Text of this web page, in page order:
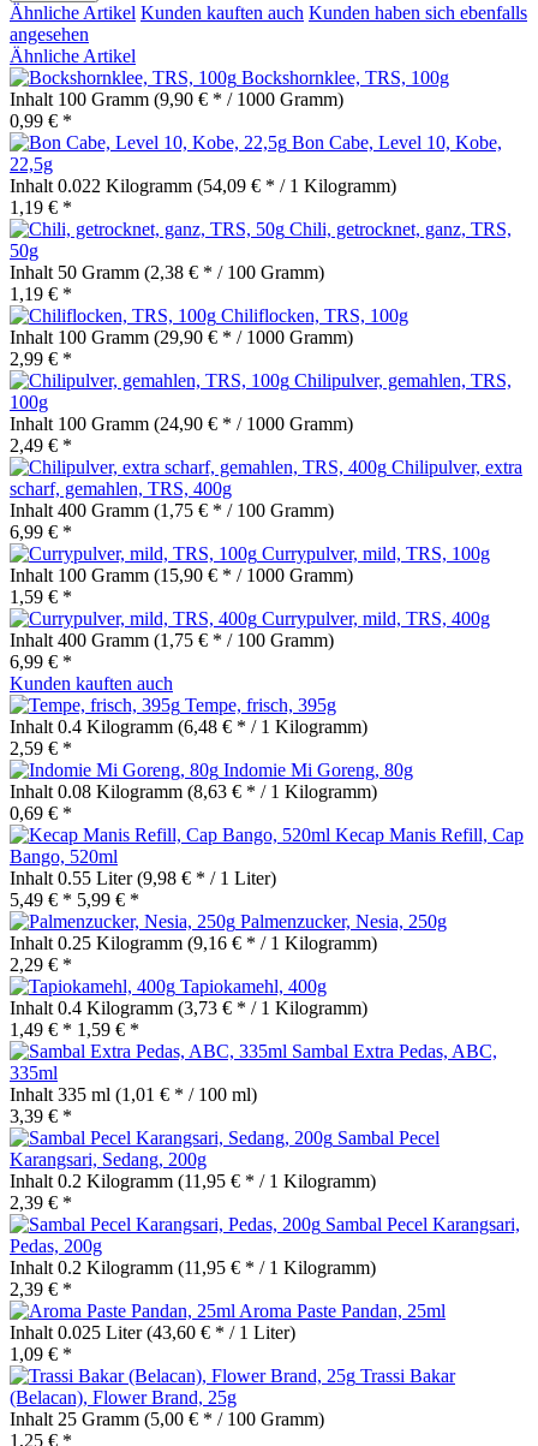
Ähnliche Artikel Kunden kauften auch Kunden haben sich ebenfalls
angesehen
Ähnliche Artikel
Bockshornklee, TRS, 100g
Inhalt 100 Gramm (9,90 € * / 1000 Gramm)
0,99 € *
Bon Cabe, Level 10, Kobe,
22,5g
Inhalt 0.022 Kilogramm (54,09 € * / 1 Kilogramm)
1,19 € *
Chili, getrocknet, ganz, TRS,
50g
Inhalt 50 Gramm (2,38 € * / 100 Gramm)
1,19 € *
Chiliflocken, TRS, 100g
Inhalt 100 Gramm (29,90 € * / 1000 Gramm)
2,99 € *
Chilipulver, gemahlen, TRS,
100g
Inhalt 100 Gramm (24,90 € * / 1000 Gramm)
2,49 € *
Chilipulver, extra
scharf, gemahlen, TRS, 400g
Inhalt 400 Gramm (1,75 € * / 100 Gramm)
6,99 € *
Currypulver, mild, TRS, 100g
Inhalt 100 Gramm (15,90 € * / 1000 Gramm)
1,59 € *
Currypulver, mild, TRS, 400g
Inhalt 400 Gramm (1,75 € * / 100 Gramm)
6,99 € *
Kunden kauften auch
Tempe, frisch, 395g
Inhalt 0.4 Kilogramm (6,48 € * / 1 Kilogramm)
2,59 € *
Indomie Mi Goreng, 80g
Inhalt 0.08 Kilogramm (8,63 € * / 1 Kilogramm)
0,69 € *
Kecap Manis Refill, Cap
Bango, 520ml
Inhalt 0.55 Liter(9,98 € * / 1 Liter)
5,49 € * 5,99 € *
Palmenzucker, Nesia, 250g
Inhalt 0.25 Kilogramm (9,16 € * / 1 Kilogramm)
2,29 € *
Tapiokamehl, 400g
Inhalt 0.4 Kilogramm (3,73 € * / 1 Kilogramm)
1,49 € * 1,59 € *
Sambal Extra Pedas, ABC,
335ml
Inhalt 335 ml (1,01 € * / 100 ml)
3,39 € *
Sambal Pecel
Karangsari, Sedang, 200g
Inhalt 0.2 Kilogramm (11,95 € * / 1 Kilogramm)
2,39 € *
Sambal Pecel Karangsari,
Pedas, 200g
Inhalt 0.2 Kilogramm (11,95 € * / 1 Kilogramm)
2,39 € *
Aroma Paste Pandan, 25ml
Inhalt 0.025 Liter(43,60 € * / 1 Liter)
1,09 € *
Trassi Bakar
(Belacan), Flower Brand, 25g
Inhalt 25 Gramm (5,00 € * / 100 Gramm)
1,25 € *